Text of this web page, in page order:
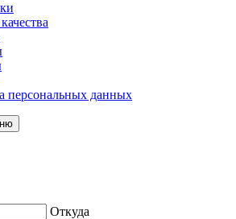
персональных данных
Откуда